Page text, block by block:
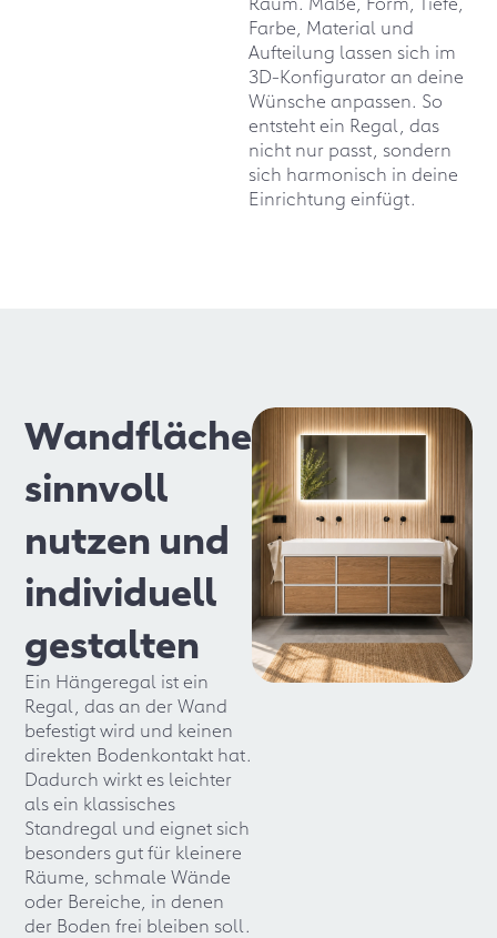
Farbe, Material und
Aufteilung lassen sich im
3D-Konfigurator an deine
Wünsche anpassen. So
entsteht ein Regal, das
nicht nur passt, sondern
sich harmonisch in deine
Einrichtung einfügt.
Wandfläche
sinnvoll
nutzen und
individuell
gestalten
Ein Hängeregal ist ein
Regal, das an der Wand
befestigt wird und keinen
direkten Bodenkontakt hat.
Dadurch wirkt es leichter
als ein klassisches
Standregal und eignet sich
besonders gut für kleinere
Räume, schmale Wände
oder Bereiche, in denen
der Boden frei bleiben soll.